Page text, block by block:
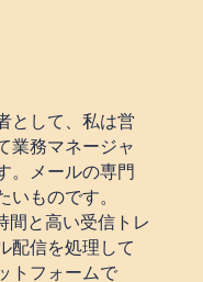
として、私は営
業務マネージャ
。メールの専門
ものです。
と高い受信トレ
配信を処理して
トフォームで